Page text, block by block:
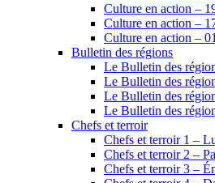
Culture en action –
Culture en action –
Culture en action –
Bulletin des régions
Le Bulletin des
Le Bulletin des
Le Bulletin des
Le Bulletin des
Chefs et terroir
Chefs et terroir 1 –
Chefs et terroir 2 –
Chefs et terroir 3 –